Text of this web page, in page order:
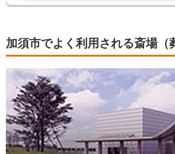
加須市でよく利用される斎場（